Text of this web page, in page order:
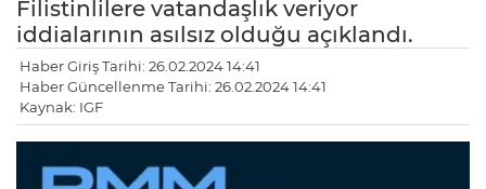
Filistinlilere vatandaşlık veriyor
iddialarının asılsız olduğu açıklandı.
Haber Giriş Tarihi: 26.02.2024 14:41
Haber Güncellenme Tarihi: 26.02.2024 14:41
Kaynak: IGF